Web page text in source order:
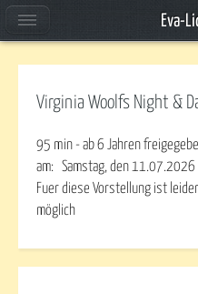
Virginia Woolfs Night &
95 min - ab 6 Jahren
am: Samstag, den 11.07.2026
Fuer diese Vorstellung ist
möglich
Eva-